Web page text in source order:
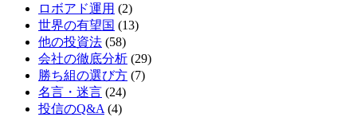
ロボアド運用 (2)
世界の有望国 (13)
他の投資法 (58)
会社の徹底分析 (29)
勝ち組の選び方 (7)
名言・迷言 (24)
投信のQ&A (4)